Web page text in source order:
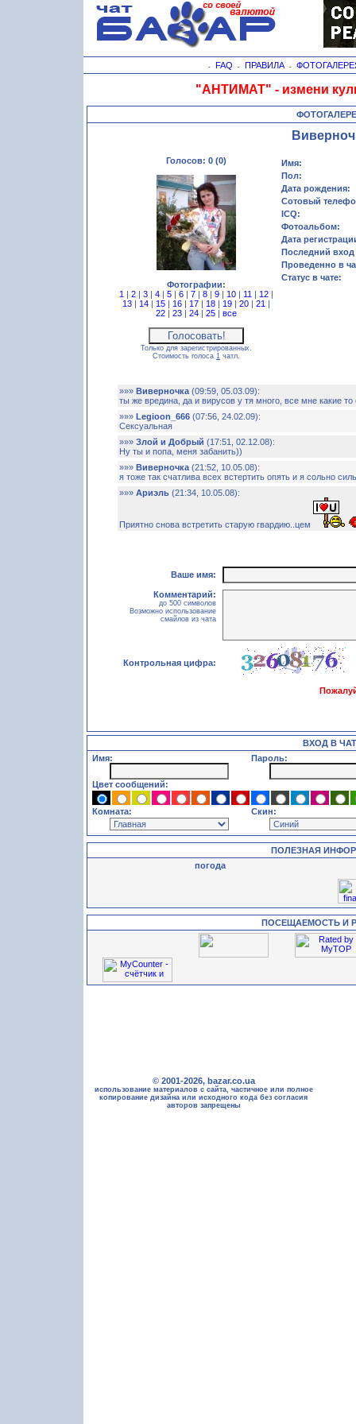
- FAQ - ПРАВИЛА-
"АНТИМАТ" - измени
Голосов: 0 (0)
Фотографии:
1 | 2 | 3 | 4 | 5 | 6 | 7 | 8 | 9 | 10 | 11 | 12 |
13 | 14 | 15 | 16 | 17 | 18 | 19 | 20 | 21 |
22 | 23 | 24 | 25 | все
Только для зарегистрированных.
Стоимость голоса 1 чатл.
Имя:
Пол:
Дата рождения:
Сотовый
ICQ:
Фотоальбом:
Дата
Последний вход
Проведенно в
Статус в чате:
»»» Виверночка (09:59, 05.03.09):
ты же вредина, да и вирусов у тя много, все мне какие
»»» Legioon_666 (07:56, 24.02.09):
Сексуальная
»»» Злой и Добрый (17:51, 02.12.08):
Ну ты и попа, меня забанить))
»»» Виверночка (21:52, 10.05.08):
я тоже так счатлива всех встертить опять и я сольно
»»» Ариэль (21:34, 10.05.08):
Приятно снова встретить старую гвардию..цем
Ваше имя:
Комментарий:
до 500 символов
Возможно использование
смайлов из чата
Контрольная цифра:
ВХОД В ЧАТ
Имя:
Пароль:
Цвет сообщений:
Комната: Скин:
ПОЛЕЗНАЯ
погода
ПОСЕЩАЕМОСТЬ И
© 2001-2026, bazar.co.ua
использование материалов с сайта, частичное или полное
копирование дизайна или исходного кода без согласия
авторов запрещены